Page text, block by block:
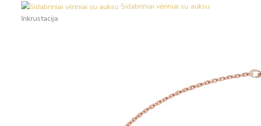
Sidabriniai vėriniai su auksu
Inkrustacija